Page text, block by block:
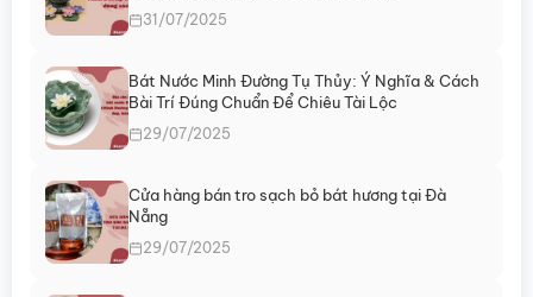
31/07/2025
Bát Nước Minh Đường Tụ Thủy: Ý Nghĩa & Cách
Bài Trí Đúng Chuẩn Để Chiêu Tài Lộc
29/07/2025
Cửa hàng bán tro sạch bỏ bát hương tại Đà
Nẵng
29/07/2025